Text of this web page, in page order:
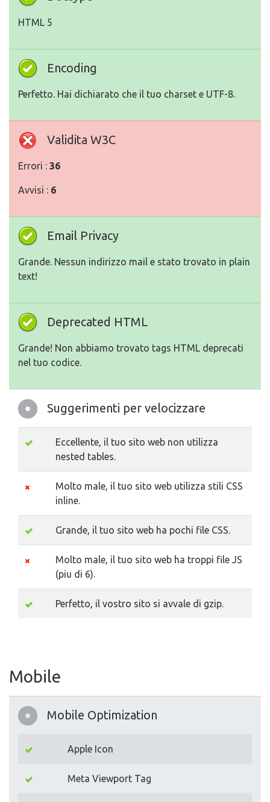
HTML 5
Encoding
Perfetto. Hai dichiarato che il tuo charset e UTF-8.
Validita W3C
Errori : 36
Avvisi : 6
Email Privacy
Grande. Nessun indirizzo mail e stato trovato in plain
text!
Deprecated HTML
Grande! Non abbiamo trovato tags HTML deprecati
nel tuo codice.
Suggerimenti per velocizzare
Eccellente, il tuo sito web non utilizza
nested tables.
Molto male, il tuo sito web utilizza stili CSS
inline.
Grande, il tuo sito web ha pochi file CSS.
Molto male, il tuo sito web ha troppi file JS
(piu di 6).
Perfetto, il vostro sito si avvale di gzip.
Mobile
Mobile Optimization
Apple Icon
Meta Viewport Tag